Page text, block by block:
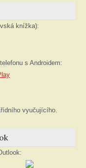
knížka):
s Androidem:
vyučujícího.